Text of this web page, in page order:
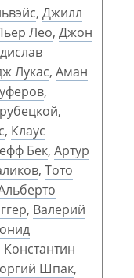
, Джилл
Лео, Джон
Лукас, Аман
,
,
, Клаус
Бек, Артур
, Тото
, Валерий
Константин
Шпак,